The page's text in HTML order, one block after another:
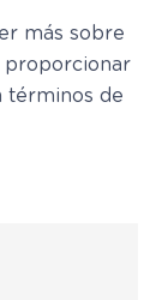
más sobre
proporcionar
términos de